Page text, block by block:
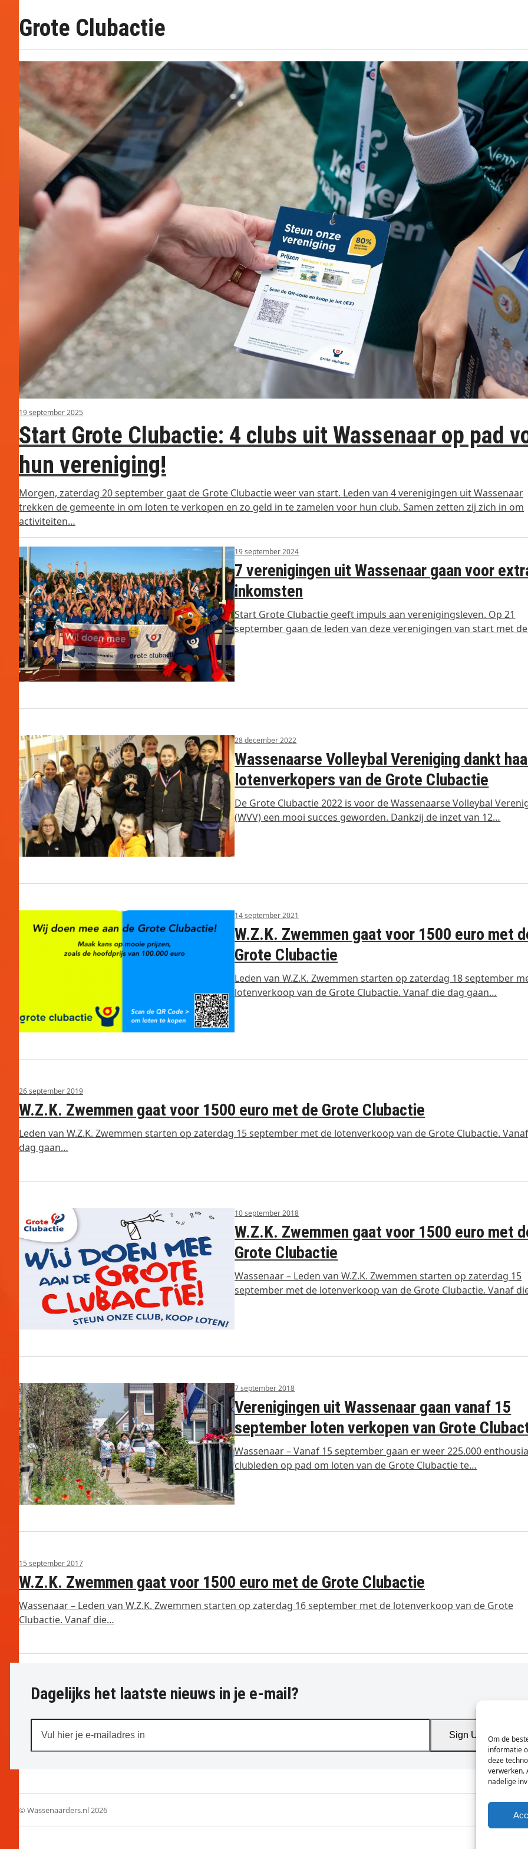
Om de
informatie
deze
verwerken.
nadelige
Grote Clubactie
19 september 2025
Start Grote Clubactie: 4 clubs uit Wassenaar op pad
hun vereniging!
Morgen, zaterdag 20 september gaat de Grote Clubactie weer van start. Leden van 4 verenigingen uit Wassenaar
trekken de gemeente in om loten te verkopen en zo geld in te zamelen voor hun club. Samen zetten zij zich in om
activiteiten…
19 september 2024
7 verenigingen uit Wassenaar gaan voor
inkomsten
Start Grote Clubactie geeft impuls aan verenigingsleven. Op 21
september gaan de leden van deze verenigingen van start met
28 december 2022
Wassenaarse Volleybal Vereniging dankt
lotenverkopers van de Grote Clubactie
De Grote Clubactie 2022 is voor de Wassenaarse Volleybal
(WVV) een mooi succes geworden. Dankzij de inzet van 12…
14 september 2021
W.Z.K. Zwemmen gaat voor 1500 euro met
Grote Clubactie
Leden van W.Z.K. Zwemmen starten op zaterdag 18 september
lotenverkoop van de Grote Clubactie. Vanaf die dag gaan…
26 september 2019
W.Z.K. Zwemmen gaat voor 1500 euro met de Grote Clubactie
Leden van W.Z.K. Zwemmen starten op zaterdag 15 september met de lotenverkoop van de Grote Clubactie.
dag gaan…
10 september 2018
W.Z.K. Zwemmen gaat voor 1500 euro met
Grote Clubactie
Wassenaar – Leden van W.Z.K. Zwemmen starten op zaterdag 15
september met de lotenverkoop van de Grote Clubactie. Vanaf
7 september 2018
Verenigingen uit Wassenaar gaan vanaf 15
september loten verkopen van Grote
Wassenaar – Vanaf 15 september gaan er weer 225.000
clubleden op pad om loten van de Grote Clubactie te…
15 september 2017
W.Z.K. Zwemmen gaat voor 1500 euro met de Grote Clubactie
Wassenaar – Leden van W.Z.K. Zwemmen starten op zaterdag 16 september met de lotenverkoop van de Grote
Clubactie. Vanaf die…
Dagelijks het laatste nieuws in je e-mail?
hier
je
in
Sign Up
© Wassenaarders.nl 2026